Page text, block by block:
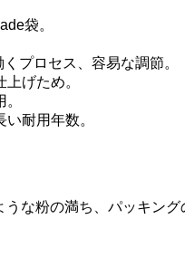
袋。
プロセス、容易な調節。
げため。
耐用年数。
な粉の満ち、パッキング